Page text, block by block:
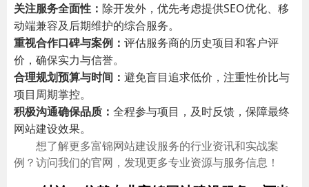
关注服务全面性： 除开发外，优先考虑提供SEO优化、移
动端兼容及后期维护的综合服务。
重视合作口碑与案例： 评估服务商的历史项目和客户评
价，确保实力与信誉。
合理规划预算与时间： 避免盲目追求低价，注重性价比与
项目周期掌控。
积极沟通确保品质： 全程参与项目，及时反馈，保障最终
网站建设效果。
想了解更多富锦网站建设服务的行业资讯和实战案
例？访问我们的官网，发现更多专业资源与服务信息！